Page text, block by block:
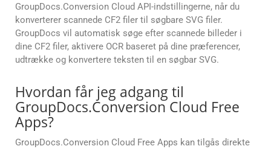
GroupDocs.Conversion Cloud API-indstillingerne, når du
konverterer scannede CF2 filer til søgbare SVG filer.
GroupDocs vil automatisk søge efter scannede billeder i
dine CF2 filer, aktivere OCR baseret på dine præferencer,
udtrække og konvertere teksten til en søgbar SVG.
Hvordan får jeg adgang til
GroupDocs.Conversion Cloud Free
Apps?
GroupDocs.Conversion Cloud Free Apps kan tilgås direkte